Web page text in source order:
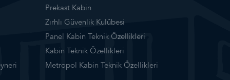
Prekast Kabin
Zırhlı Güvenlik Kulübesi
Panel Kabin Teknik Özellikleri
Kabin Teknik Özellikleri
Metropol Kabin Teknik Özellikleri